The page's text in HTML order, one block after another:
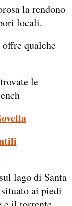
la rendono
locali.
offre qualche
le
lago di Santa
ai piedi